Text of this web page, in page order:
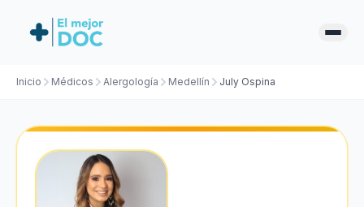
Inicio Médicos Alergología Medellín July Ospina